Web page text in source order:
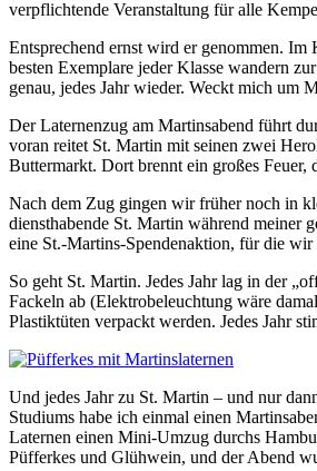
verpflichtende Veranstaltung für alle
Entsprechend ernst wird er genommen. Im
besten Exemplare jeder Klasse wandern
genau, jedes Jahr wieder. Weckt mich um
Der Laternenzug am Martinsabend führt
voran reitet St. Martin mit seinen zwei
Buttermarkt. Dort brennt ein großes
Nach dem Zug gingen wir früher noch in
diensthabende St. Martin während meiner
eine St.-Martins-Spendenaktion, für die
So geht St. Martin. Jedes Jahr lag in der
Fackeln ab (Elektrobeleuchtung wäre
Plastiktüten verpackt werden. Jedes Jahr
Und jedes Jahr zu St. Martin – und nur
Studiums habe ich einmal einen
Laternen einen Mini-Umzug durchs
Püfferkes und Glühwein, und der Abend